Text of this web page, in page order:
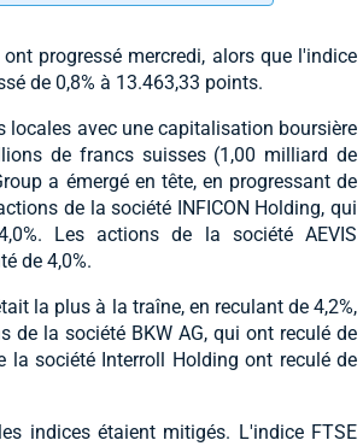
progressé mercredi, alors que l'indice
de 0,8% à 13.463,33 points.
locales avec une capitalisation boursière
de francs suisses (1,00 milliard de
a émergé en tête, en progressant de
de la société INFICON Holding, qui
Les actions de la société AEVIS
de 4,0%.
la plus à la traîne, en reculant de 4,2%,
de la société BKW AG, qui ont reculé de
la société Interroll Holding ont reculé de
indices étaient mitigés. L'indice FTSE